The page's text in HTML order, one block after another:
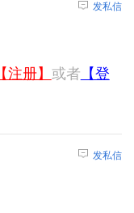
发私信
【注册】 或者 【登
发私信